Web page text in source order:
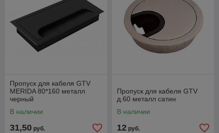
Пропуск для кабеля GTV
MERIDA 80*160 металл
черный
В наличии
31,50 руб.
Пропуск для кабеля GTV
д.60 металл сатин
В наличии
12 руб.